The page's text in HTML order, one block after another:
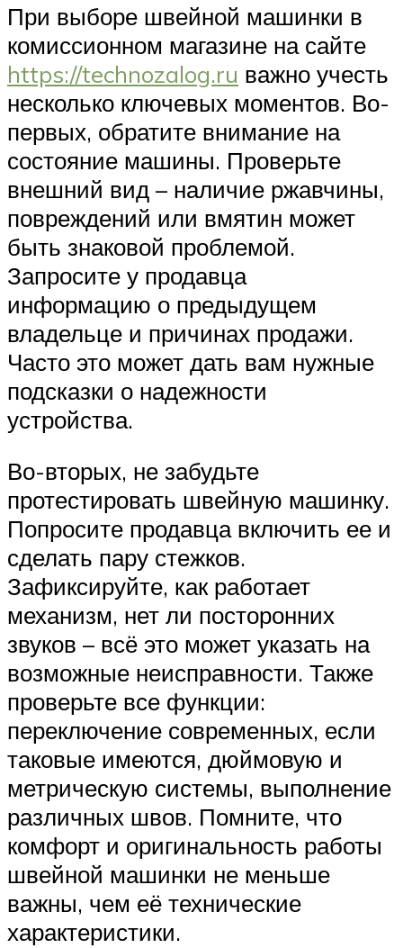
При выборе швейной машинки в
комиссионном магазине на сайте
https://technozalog.ru важно учесть
несколько ключевых моментов. Во-
первых, обратите внимание на
состояние машины. Проверьте
внешний вид – наличие ржавчины,
повреждений или вмятин может
быть знаковой проблемой.
Запросите у продавца
информацию о предыдущем
владельце и причинах продажи.
Часто это может дать вам нужные
подсказки о надежности
устройства.
Во-вторых, не забудьте
протестировать швейную машинку.
Попросите продавца включить ее и
сделать пару стежков.
Зафиксируйте, как работает
механизм, нет ли посторонних
звуков – всё это может указать на
возможные неисправности. Также
проверьте все функции:
переключение современных, если
таковые имеются, дюймовую и
метрическую системы, выполнение
различных швов. Помните, что
комфорт и оригинальность работы
швейной машинки не меньше
важны, чем её технические
характеристики.